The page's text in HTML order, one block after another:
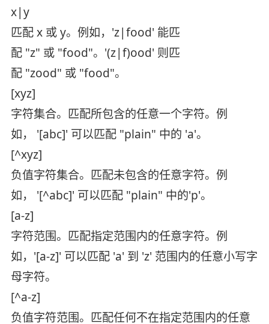
x|y
匹配 x 或 y。例如，'z|food' 能匹
配 "z" 或 "food"。'(z|f)ood' 则匹
配 "zood" 或 "food"。
[xyz]
字符集合。匹配所包含的任意一个字符。例
如， '[abc]' 可以匹配 "plain" 中的 'a'。
[^xyz]
负值字符集合。匹配未包含的任意字符。例
如， '[^abc]' 可以匹配 "plain" 中的'p'。
[a-z]
字符范围。匹配指定范围内的任意字符。例
如，'[a-z]' 可以匹配 'a' 到 'z' 范围内的任意小写字
母字符。
[^a-z]
负值字符范围。匹配任何不在指定范围内的任意